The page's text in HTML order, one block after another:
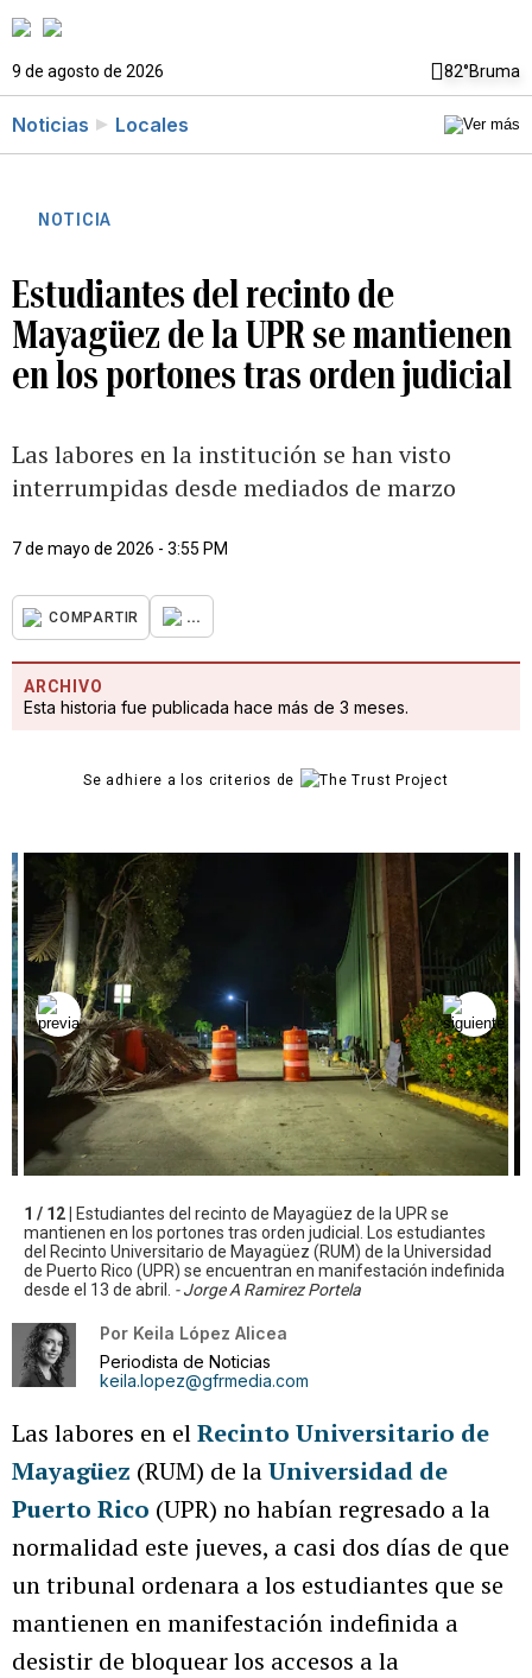
9 de agosto de 2026 82°Bruma
Noticias Locales
NOTICIA
Estudiantes del recinto de
Mayagüez de la UPR se mantienen
en los portones tras orden judicial
Las labores en la institución se han visto
interrumpidas desde mediados de marzo
7 de mayo de 2026 - 3:55 PM
COMPARTIR ...
ARCHIVO
Esta historia fue publicada hace más de 3 meses.
Se adhiere a los criterios de
1 / 12 |
Estudiantes del recinto de Mayagüez de la UPR se
mantienen en los portones tras orden judicial. Los estudiantes
del Recinto Universitario de Mayagüez (RUM) de la Universidad
de Puerto Rico (UPR) se encuentran en manifestación indefinida
desde el 13 de abril. - Jorge A Ramirez Portela
Por Keila López Alicea
Periodista de Noticias
keila.lopez@gfrmedia.com
Las labores en elRecinto Universitario de
Mayagüez (RUM) de laUniversidad de
Puerto Rico (UPR) no habían regresado a la
normalidad este jueves, a casi dos días de que
un tribunal ordenara a los estudiantes que se
mantienen en manifestación indefinida a
desistir de bloquear los accesos a la